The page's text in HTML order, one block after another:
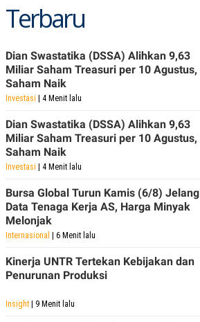
Terbaru
Dian Swastatika (DSSA) Alihkan 9,63
Miliar Saham Treasuri per 10 Agustus,
Saham Naik
Investasi | 4 Menit lalu
Dian Swastatika (DSSA) Alihkan 9,63
Miliar Saham Treasuri per 10 Agustus,
Saham Naik
Investasi | 4 Menit lalu
Bursa Global Turun Kamis (6/8) Jelang
Data Tenaga Kerja AS, Harga Minyak
Melonjak
Internasional | 6 Menit lalu
Kinerja UNTR Tertekan Kebijakan dan
Penurunan Produksi
Insight | 9 Menit lalu